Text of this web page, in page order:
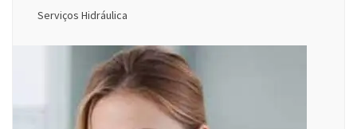
Serviços Hidráulica